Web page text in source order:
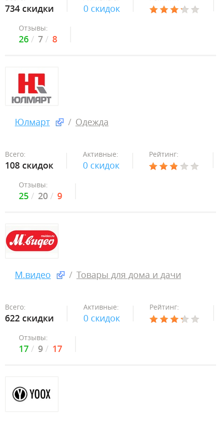
734 скидки 0 скидок
Отзывы:
26 7 8
Юлмарт Одежда
Всего:
108 скидок
Активные:
0 скидок
Рейтинг:
Отзывы:
25 20 9
М.видео Товары для дома и дачи
Всего:
622 скидки
Активные:
0 скидок
Рейтинг:
Отзывы:
17 9 17